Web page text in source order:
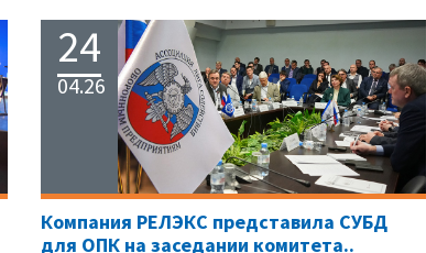
24
04.26
Компания РЕЛЭКС представила СУБД
для ОПК на заседании комитета..